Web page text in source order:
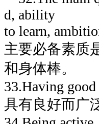
d, ability
to learn,
主要必备素质
和身体棒。
33.Having
具有良好而广